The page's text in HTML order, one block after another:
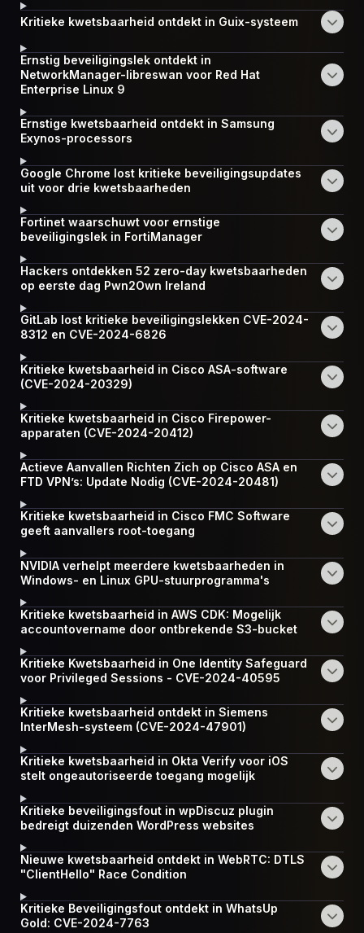
Kritieke kwetsbaarheid ontdekt in Guix-systeem
Ernstig beveiligingslek ontdekt in
NetworkManager-libreswan voor Red Hat
Enterprise Linux 9
Ernstige kwetsbaarheid ontdekt in Samsung
Exynos-processors
Google Chrome lost kritieke beveiligingsupdates
uit voor drie kwetsbaarheden
Fortinet waarschuwt voor ernstige
beveiligingslek in FortiManager
Hackers ontdekken 52 zero-day kwetsbaarheden
op eerste dag Pwn2Own Ireland
GitLab lost kritieke beveiligingslekken CVE-2024-
8312 en CVE-2024-6826
Kritieke kwetsbaarheid in Cisco ASA-software
(CVE-2024-20329)
Kritieke kwetsbaarheid in Cisco Firepower-
apparaten (CVE-2024-20412)
Actieve Aanvallen Richten Zich op Cisco ASA en
FTD VPN’s: Update Nodig (CVE-2024-20481)
Kritieke kwetsbaarheid in Cisco FMC Software
geeft aanvallers root-toegang
NVIDIA verhelpt meerdere kwetsbaarheden in
Windows- en Linux GPU-stuurprogramma's
Kritieke kwetsbaarheid in AWS CDK: Mogelijk
accountovername door ontbrekende S3-bucket
Kritieke Kwetsbaarheid in One Identity Safeguard
voor Privileged Sessions - CVE-2024-40595
Kritieke kwetsbaarheid ontdekt in Siemens
InterMesh-systeem (CVE-2024-47901)
Kritieke kwetsbaarheid in Okta Verify voor iOS
stelt ongeautoriseerde toegang mogelijk
Kritieke beveiligingsfout in wpDiscuz plugin
bedreigt duizenden WordPress websites
Nieuwe kwetsbaarheid ontdekt in WebRTC: DTLS
"ClientHello" Race Condition
Kritieke Beveiligingsfout ontdekt in WhatsUp
Gold: CVE-2024-7763